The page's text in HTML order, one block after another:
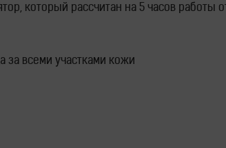
который рассчитан на 5 часов работы
за всеми участками кожи